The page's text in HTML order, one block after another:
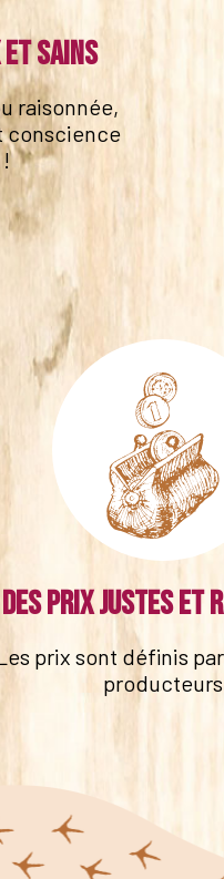
sains
raisonnée,
conscience
Des prix justes et
prix sont définis
producteurs